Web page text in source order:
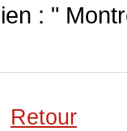
: "
Retour